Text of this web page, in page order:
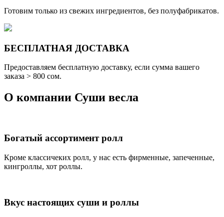
Готовим только из свежих ингредиентов, без полуфабрикатов.
БЕСПЛАТНАЯ ДОСТАВКА
Предоставляем бесплатную доставку, если сумма вашего
заказа > 800 cом.
О компании Суши весла
Богатый ассортимент ролл
Кроме классичеких ролл, у нас есть фирменные, запеченные,
кингроллы, хот роллы.
Вкус настоящих суши и роллы